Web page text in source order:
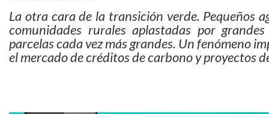
La otra cara de la transición verde. Pequeños
comunidades rurales aplastadas por
parcelas cada vez más grandes. Un fenómeno
el mercado de créditos de carbono y proyectos